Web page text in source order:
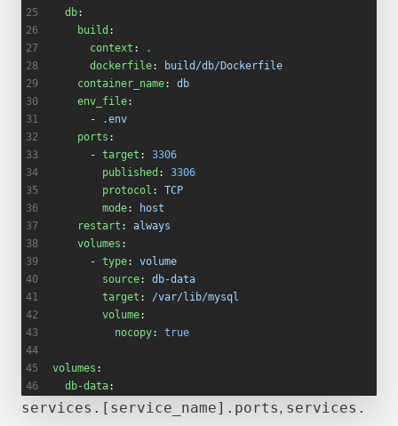
  db
:
    build
:
      context
:
.
      dockerfile
:
build/db/Dockerfile
    container_name
: db
    env_file
:
      -
.env
    ports
:
      -
target : 3306
        published
: 3306
        protocol
: TCP
        mode
:
host
    restart
: always
    volumes
:
      -
type: volume
        source
: db-data
        target
: /var/lib/mysql
        volume
:
          nocopy
: true
volumes :
  db-data
:
services.[service_name].ports, services.